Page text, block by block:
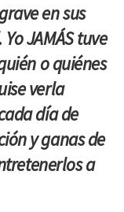
en sus
JAMÁS tuve
o quiénes
verla
día de
y ganas de
a